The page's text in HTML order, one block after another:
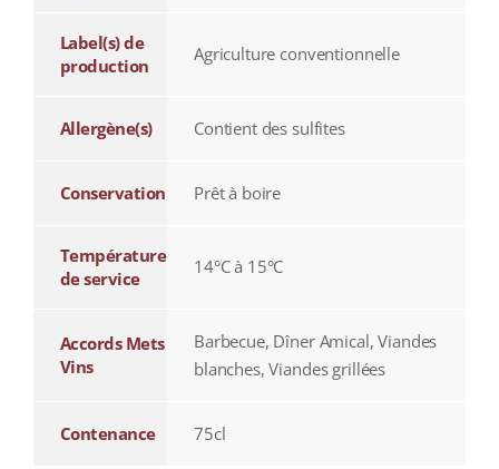
Label(s) de
production
Agriculture conventionnelle
Allergène(s) Contient des sulfites
Conservation Prêt à boire
Température
de service
14°C à 15°C
Accords Mets
Vins
Barbecue, Dîner Amical, Viandes
blanches, Viandes grillées
Contenance 75cl